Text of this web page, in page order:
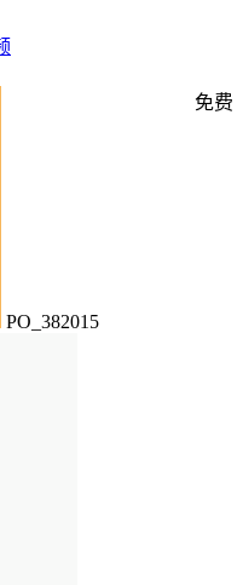
PO_382015
免费